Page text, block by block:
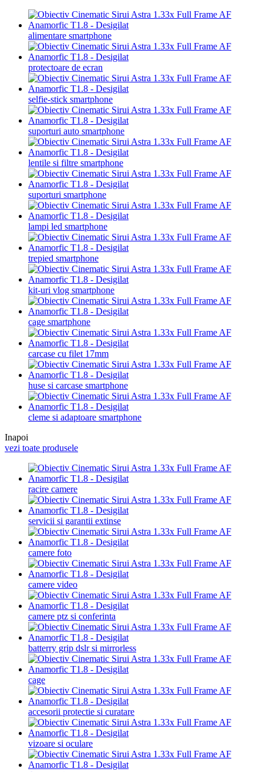
alimentare smartphone
protectoare de ecran
selfie-stick smartphone
suporturi auto smartphone
lentile si filtre smartphone
suporturi smartphone
lampi led smartphone
trepied smartphone
kit-uri vlog smartphone
cage smartphone
carcase cu filet 17mm
huse si carcase smartphone
cleme si adaptoare smartphone
Inapoi
vezi toate produsele
racire camere
servicii si garantii extinse
camere foto
camere video
camere ptz si conferinta
batterry grip dslr si mirrorless
cage
accesorii protectie si curatare
vizoare si oculare